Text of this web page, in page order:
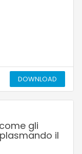
DOWNLOAD
gli
il